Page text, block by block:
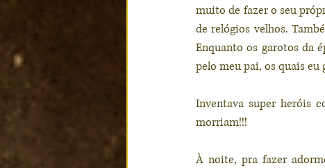
muito de fazer o seu
de relógios velhos.
Enquanto os garotos da
pelo meu pai, os quais
Inventava super heróis
morriam!!!
À noite, pra fazer